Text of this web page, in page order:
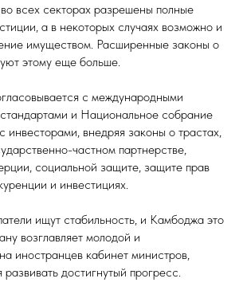
всех секторах разрешены полные
а в некоторых случаях возможно и
имуществом. Расширенные законы о
этому еще больше.
с международными
и Национальное собрание
инвесторами, внедряя законы о трастах,
частном партнерстве,
социальной защите, защите прав
и инвестициях.
ищут стабильность, и Камбоджа это
возглавляет молодой и
иностранцев кабинет министров,
достигнутый прогресс⁠.